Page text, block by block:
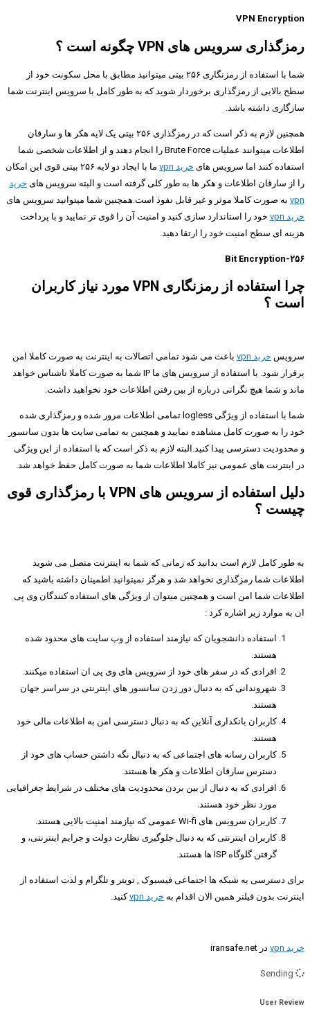
VPN Encryption
رمزگذاری سرویس های VPN چگونه است ؟
شما با استفاده از رمزنگاری ۲۵۶ بیتی میتوانید مطابق با محل سکونت خود از
سطح بالایی از رمزگذاری برخوردار شوید که به طور کامل با سرویس اینترنت شما
سازگاری داشته باشد.
همچنین لازم به ذکر است که در رمزگذاری ۲۵۶ بیتی یک لایه هکر ها و سارقان
اطلاعات میتوانند عملیات Brute Force را انجام دهند و از اطلاعات شخصی شما
استفاده کنند اما سرویس های خرید vpn
ما با ایجاد دو لایه ۲۵۶ بیتی قوی این امکان
را از سارقان اطلاعات و هکر ها به طور کلی گرفته است و البته سرویس های خرید
vpn به صورت کاملا موثر و غیر قابل نفوذ است.همچنین شما میتوانید سرویس های
خرید vpn
خود را استاندارد سازی کنید و امنیت آن را قوی تر نمایید و با پرداخت
هزینه ای سطح امنیت خود را ارتقا دهید.
۲۵۶-Bit Encryption
چرا استفاده از رمزنگاری VPN مورد نیاز کاربران
است ؟
سرویس خرید vpn
باعث می شود تمامی اتصالات به اینترنت به صورت کاملا امن
برقرار شود. با استفاده از سرویس های ما IP شما به صورت کاملا ناشناس خواهد
ماند و شما هیچ نگرانی درباره از بین رفتن اطلاعات خود نخواهید داشت.
شما با استفاده از ویژگی logless تمامی اطلاعات مرور شده و رمزگذاری شده
خود را به صورت کامل مشاهده نمایید و همچنین به تمامی سایت ها بدون سانسور
و محدودیت دسترسی پیدا کنید.البته لازم به ذکر است که با استفاده از این ویژگی
در اینترنت های عمومی نیز کاملا اطلاعات شما به صورت کامل حفظ خواهد شد.
دلیل استفاده از سرویس های VPN با رمزگذاری قوی
چیست ؟
به طور کامل لازم است بدانید که زمانی که شما به اینترنت متصل می شوید
اطلاعات شما رمزگذاری نخواهد شد و هرگز نمیتوانید اطمینان داشته باشید که
اطلاعات شما امن است و همچنین میتوان از ویژگی های استفاده کنندگان وی پی
ان به موارد زیر اشاره کرد :
استفاده دانشجویان که نیازمند استفاده از وب سایت های محدود شده
هستند.
افرادی که در سفر های خود از سرویس های وی پی ان استفاده میکنند.
شهروندانی که به دنبال دور زدن سانسور های اینترنتی در سراسر جهان
هستند.
کاربران بانکداری آنلاین که به دنبال دسترسی امن به اطلاعات مالی خود
هستند.
کاربران رسانه های اجتماعی که به دنبال نگه داشتن حساب های خود از
دسترس سارقان اطلاعات و هکر ها هستند.
افرادی که به دنبال از بین بردن محدودیت های مختلف در شرایط جغرافیایی
مورد نظر خود هستند.
کاربران سرویس های Wi-fi عمومی که نیازمند امنیت بالایی هستند.
کاربران اینترنتی که به دنبال جلوگیری نظارت دولت و جرایم اینترنتی، و
گرفتن گلوگاه ISP ها هستند.
برای دسترسی به شبکه ها اجتماعی فیسبوک , تویتر و تلگرام و لذت استفاده از
اینترنت بدون فیلتر همین الان اقدام به خرید vpn کنید.
خرید vpn در iransafe.net
User Review